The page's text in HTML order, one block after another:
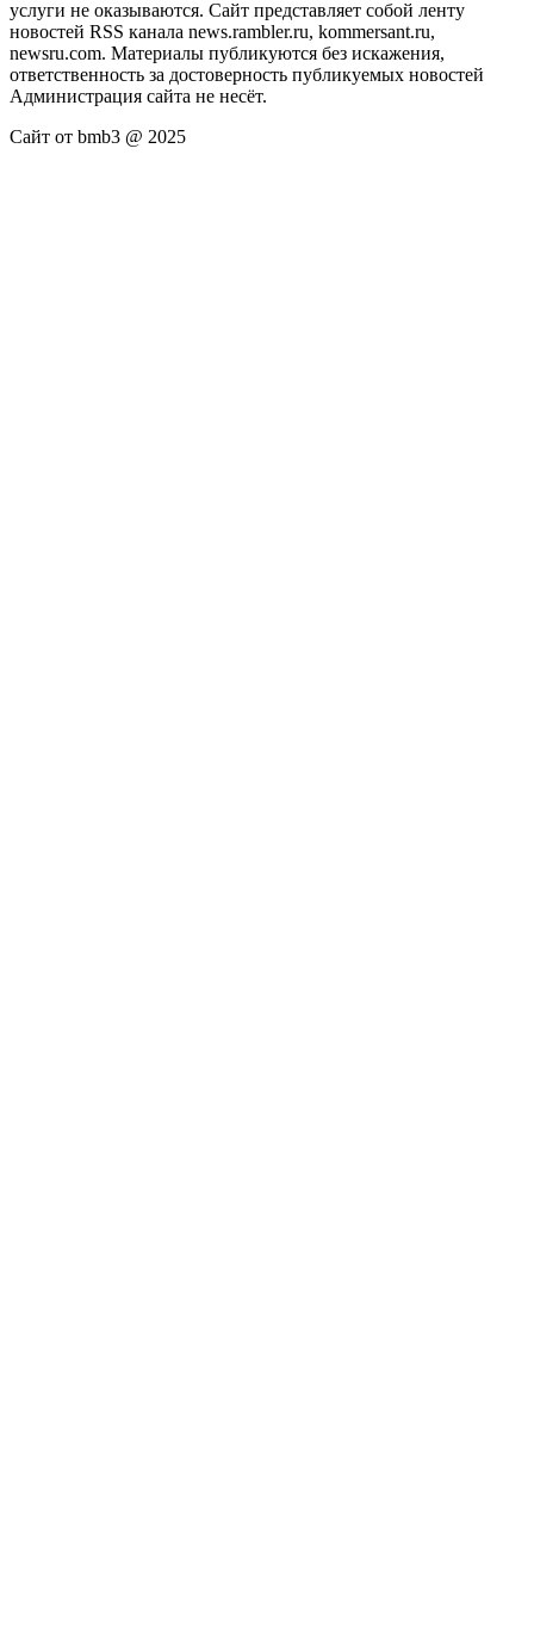
услуги не оказываются. Сайт представляет собой ленту
новостей RSS канала news.rambler.ru, kommersant.ru,
newsru.com. Материалы публикуются без искажения,
ответственность за достоверность публикуемых новостей
Администрация сайта не несёт.
Сайт от bmb3 @ 2025